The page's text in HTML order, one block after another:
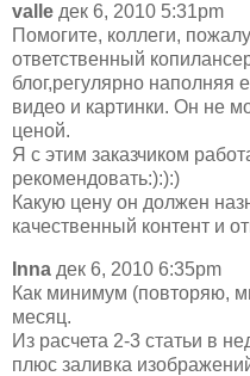
valle дек 6, 2010 5:31pm
Помогите, коллеги,
ответственный
блог,регулярно наполняя
видео и картинки. Он не
ценой.
Я с этим заказчиком
рекомендовать:):):)
Какую цену он должен
качественный контент и
Inna дек 6, 2010 6:35pm
Как минимум (повторяю,
месяц.
Из расчета 2-3 статьи в
плюс заливка